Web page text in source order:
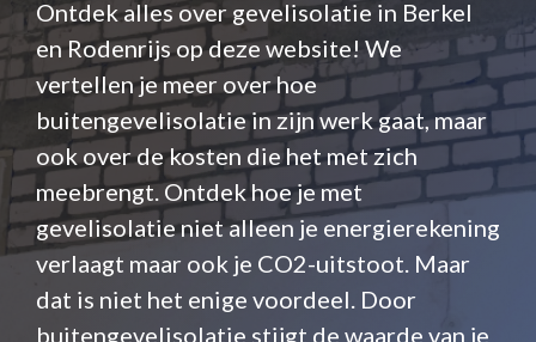
Ontdek alles over gevelisolatie in Berkel
en Rodenrijs op deze website! We
vertellen je meer over hoe
buitengevelisolatie in zijn werk gaat, maar
ook over de kosten die het met zich
meebrengt. Ontdek hoe je met
gevelisolatie niet alleen je energierekening
verlaagt maar ook je CO2-uitstoot. Maar
dat is niet het enige voordeel. Door
buitengevelisolatie stijgt de waarde van je